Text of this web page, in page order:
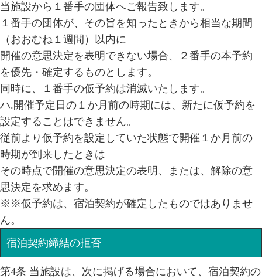
当施設から１番手の団体へご報告致します。
１番手の団体が、その旨を知ったときから相当な期間
（おおむね１週間）以内に
開催の意思決定を表明できない場合、２番手の本予約
を優先・確定するものとします。
同時に、１番手の仮予約は消滅いたします。
ハ.開催予定日の１か月前の時期には、新たに仮予約を
設定することはできません。
従前より仮予約を設定していた状態で開催１か月前の
時期が到来したときは
その時点で開催の意思決定の表明、または、解除の意
思決定を求めます。
※※仮予約は、宿泊契約が確定したものではありませ
ん。
宿泊契約締結の拒否
第4条 当施設は、次に掲げる場合において、宿泊契約の